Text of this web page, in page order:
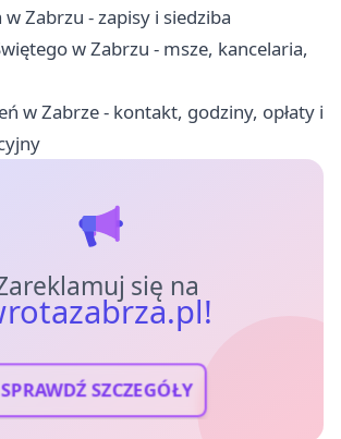
w Zabrzu - zapisy i siedziba
w Zabrzu - msze, kancelaria,
w Zabrze - kontakt, godziny, opłaty i
się na
SPRAWDŹ SZCZEGÓŁY